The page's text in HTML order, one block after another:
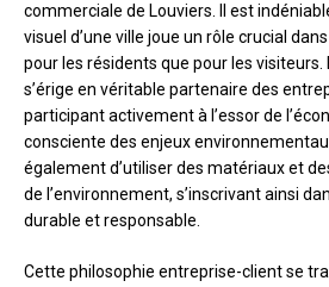
commerciale de Louviers. Il est
visuel d’une ville joue un rôle crucial
pour les résidents que pour les visiteurs.
s’érige en véritable partenaire des
participant activement à l’essor de
consciente des enjeux
également d’utiliser des matériaux et
de l’environnement, s’inscrivant ainsi
durable et responsable.
Cette philosophie entreprise-client se